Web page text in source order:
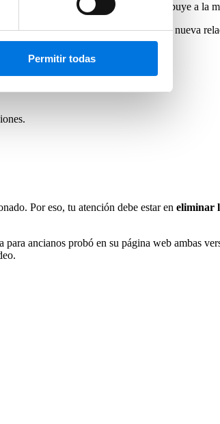
Permitir todas
realmente innecesario y que no contribuye a la
que pueden hacer tambalear tu nueva
Por eso, tu atención debe estar en eliminar
ancianos probó en su página web ambas